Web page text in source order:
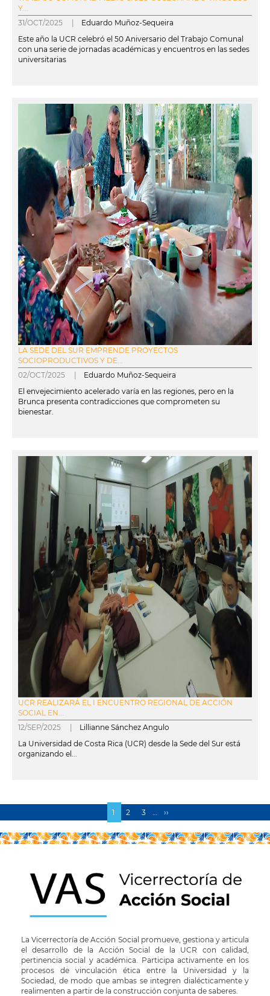
Y...
31/OCT/2025 | Eduardo Muñoz-Sequeira
Este año la UCR celebró el 50 Aniversario del Trabajo Comunal
con una serie de jornadas académicas y encuentros en las sedes
universitarias
LA SEDE DEL SUR EMPRENDE PROYECTOS
SOCIOPRODUCTIVOS Y DE...
02/OCT/2025 | Eduardo Muñoz-Sequeira
El envejecimiento acelerado varía en las regiones, pero en la
Brunca presenta contradicciones que comprometen su
bienestar.
UCR REALIZARÁ EL I ENCUENTRO REGIONAL DE ACCIÓN
SOCIAL EN...
12/SEP/2025 | Lillianne Sánchez Angulo
La Universidad de Costa Rica (UCR) desde la Sede del Sur está
organizando el...
Página
actual
1 Page
2 Page
3
Siguiente
página
››
La Vicerrectoría de Acción Social promueve, gestiona y articula
el desarrollo de la Acción Social de la UCR con calidad,
pertinencia social y académica. Participa activamente en los
procesos de vinculación ética entre la Universidad y la
Sociedad, de modo que ambas se integren dialécticamente y
realimenten a partir de la construcción conjunta de saberes.